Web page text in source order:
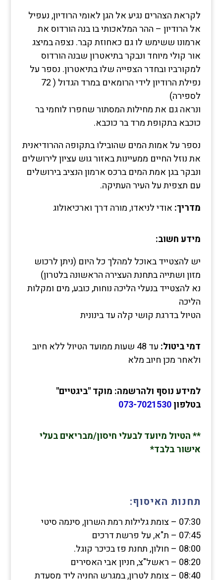
לקראת הצהרים נגיע אל הגן לאומי הרודיון, נעפיל
אל הרודיון – ההר המלאכותי בו בנה הורדוס את
ארמונו ששימש לו גם כאחוזת קבר. נצפה במיצג
אור קולי מיוחד ונבקר בתיאטרון שבנה הורדוס
למקורביו ובחדר הצפייה שלו בתיאטרון. נספר על
נפילת הרודיון לידי הרומאים במרד הגדול ( 72
לספירה)
ונראה גם את מחילות המסתור שחפרו לוחמי בר
כוכבא בתקופת מרד בר כוכבא.
נספר על אמות המים שהובילו בתקופה ההרודיאנית
את נוזל החיים ממעיינות באזור גוש עציון לירושלים
ונבקר בגן אמת המים ברכס ארמון הנציב בירושלים
עם תצפית על העיר העתיקה.
מדריך: אודי לניאדו, מורה דרך וארכיאולוג
מידע חשוב:
יש להצטייד באוכל למהלך כל היום (ניתן לרכוש
מזון ושתייה בתחנת העצירה הראשונה בלטרון)
נא להצטייד בנעלי הליכה נוחות, כובע, מים ומקלות
הליכה
הטיול בדרגת קושי קלה עד בינונית
דמי ביטול:
עד 48 שעות ממועד הטיול ללא חיוב
ולאחר מכן חיוב מלא
למידע נוסף ולהרשמה: מוקד "ביגטיים"
בטלפון073-7021530
** הטיול מיועד לבעלי חיסון/מבריאים בעלי
אישור בלבד*
תחנות האיסוף:
07:30 – צומת גלילות רמת השרון, סינמה סיטי
07:45 – ת"א, על פרשת דרכים
08:00 – חולון, תחנת פז בכיכר קוגל.
08:20 – ראשל"צ, חניון אבי האסירים
08:40 – צומת לטרון, במגרש החניה ליד מסעדת